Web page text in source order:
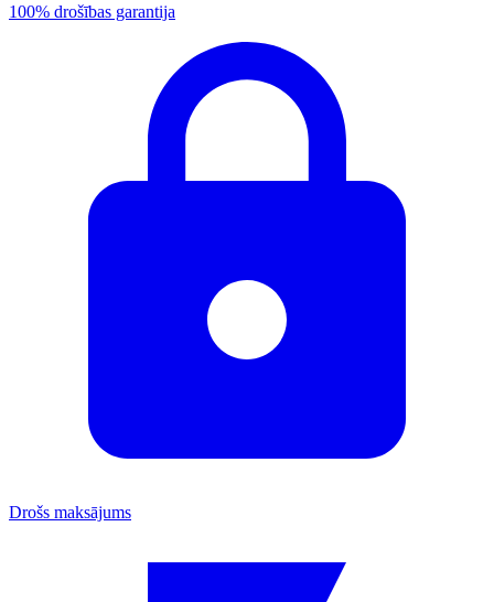
100% drošības garantija
Drošs maksājums